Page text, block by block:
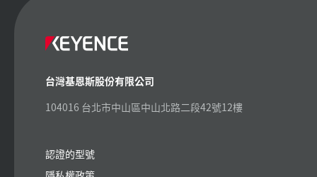
台灣基恩斯股份有限公司
104016 台北市中山區中山北路二段42號12樓
認證的型號